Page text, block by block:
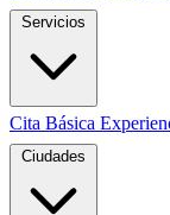
Servicios
Cita Básica
Ciudades